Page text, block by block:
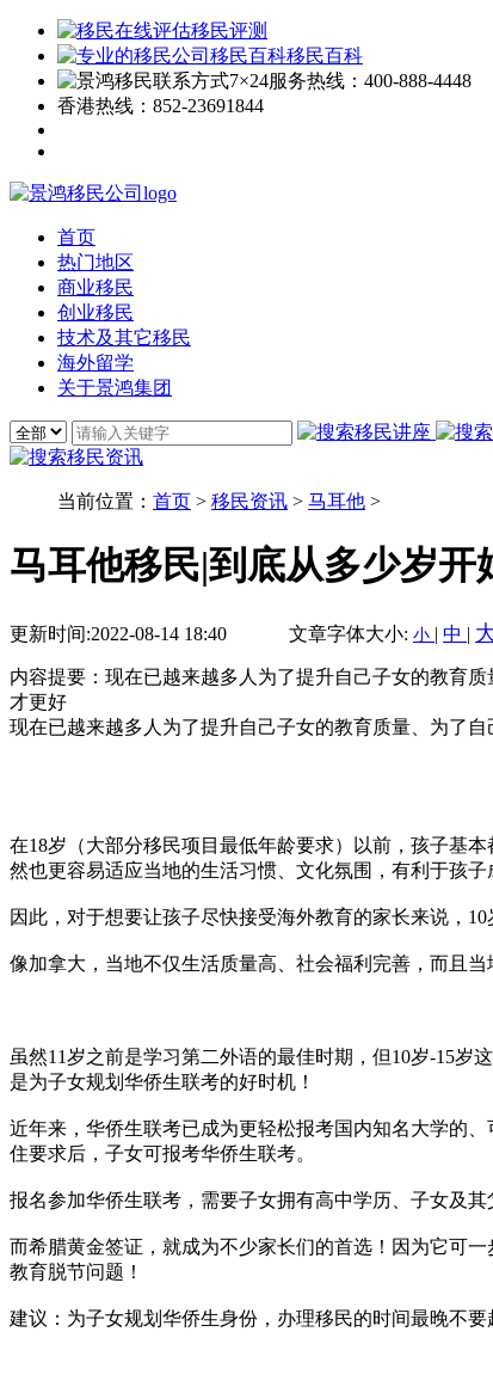
移民评测
移民百科
7×24服务热线： 400-888-4448
香港热线： 852-23691844
首页
热门地区
商业移民
创业移民
技术及其它移民
海外留学
关于景鸿集团
当前位置： 首页 > 移民资讯 > 马耳他 >
马耳他移民|到底从多少岁
更新时间:2022-08-14 18:40 文章字体大小: 小 | 中 |
内容提要：现在已越来越多人为了提升自己子女的教育
才更好
现在已越来越多人为了提升自己子女的教育质量、为了
在18岁（大部分移民项目最低年龄要求）以前，孩子基
然也更容易适应当地的生活习惯、文化氛围，有利于孩
因此，对于想要让孩子尽快接受海外教育的家长来说，10
像加拿大，当地不仅生活质量高、社会福利完善，而且
虽然11岁之前是学习第二外语的最佳时期，但10岁-15
是为子女规划华侨生联考的好时机！
近年来，华侨生联考已成为更轻松报考国内知名大学的
住要求后，子女可报考华侨生联考。
报名参加华侨生联考，需要子女拥有高中学历、子女及
而希腊黄金签证，就成为不少家长们的首选！因为它可
教育脱节问题！
建议：为子女规划华侨生身份，办理移民的时间最晚不